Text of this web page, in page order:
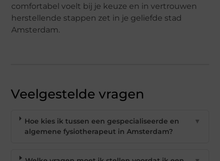
comfortabel voelt bij je keuze en in vertrouwen
herstellende stappen zet in je geliefde stad
Amsterdam.
Veelgestelde vragen
Hoe kies ik tussen een gespecialiseerde en
algemene fysiotherapeut in Amsterdam?
▼